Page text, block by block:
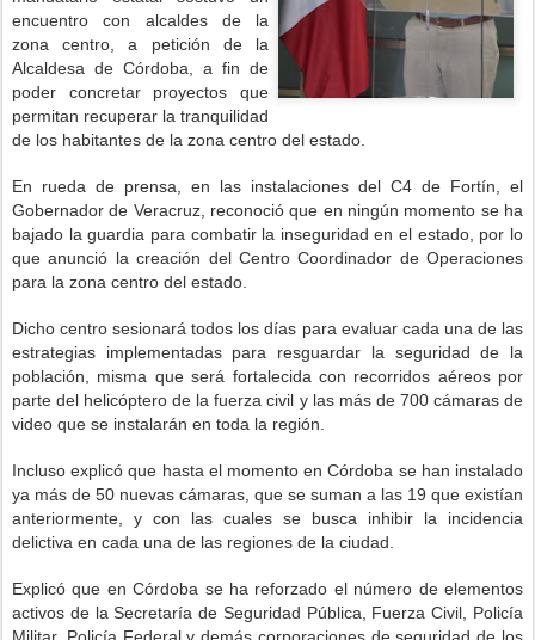
encuentro con alcaldes de la
zona centro, a petición de la
Alcaldesa de Córdoba, a fin de
poder concretar proyectos que
permitan recuperar la tranquilidad
de los habitantes de la zona centro del estado.
En rueda de prensa, en las instalaciones del C4 de Fortín, el
Gobernador de Veracruz, reconoció que en ningún momento se ha
bajado la guardia para combatir la inseguridad en el estado, por lo
que anunció la creación del Centro Coordinador de Operaciones
para la zona centro del estado.
Dicho centro sesionará todos los días para evaluar cada una de las
estrategias implementadas para resguardar la seguridad de la
población, misma que será fortalecida con recorridos aéreos por
parte del helicóptero de la fuerza civil y las más de 700 cámaras de
video que se instalarán en toda la región.
Incluso explicó que hasta el momento en Córdoba se han instalado
ya más de 50 nuevas cámaras, que se suman a las 19 que existían
anteriormente, y con las cuales se busca inhibir la incidencia
delictiva en cada una de las regiones de la ciudad.
Explicó que en Córdoba se ha reforzado el número de elementos
activos de la Secretaría de Seguridad Pública, Fuerza Civil, Policía